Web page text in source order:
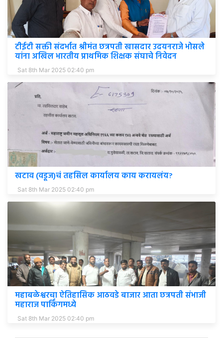
टीईटी सक्ती संदर्भात श्रीमंत छत्रपती खासदार उदयनराजे भोसले
यांना अखिल भारतीय प्राथमिक शिक्षक संघाचे निवेदन
Sat 8th Mar 2025 02:40 pm
खटाव (वडूज)चं तहसिल कार्यालय काय करायलंय?
Sat 8th Mar 2025 02:40 pm
महाबळेश्वरचा ऐतिहासिक आठवडे बाजार आता छत्रपती संभाजी
महाराज पार्किंगमध्ये
Sat 8th Mar 2025 02:40 pm